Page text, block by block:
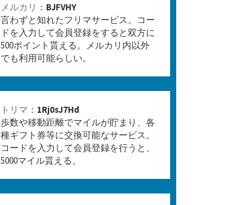
メルカリ ： BJFVHY
言わずと知れたフリマサービス。コー
ドを入力して会員登録をすると双方に
500ポイント貰える。メルカリ内以外
でも利用可能らしい。
トリマ ： 1Rj0sJ7Hd
歩数や移動距離でマイルが貯まり、各
種ギフト券等に交換可能なサービス。
コードを入力して会員登録を行うと、
5000マイル貰える。